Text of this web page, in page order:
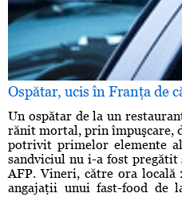
Ospătar, ucis în Franţa de
Un ospătar de la un
rănit mortal, prin împuşcare,
potrivit primelor elemente
sandviciul nu i-a fost pregătit
AFP. Vineri, către ora locală
angajaţii unui fast-food de